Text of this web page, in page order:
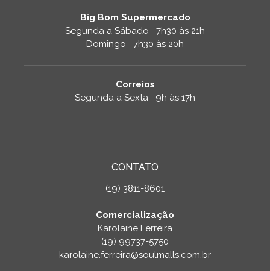
Big Bom Supermercado
Segunda a Sábado 7h30 às 21h
Domingo 7h30 às 20h
Correios
Segunda a Sexta 9h às 17h
CONTATO
(19) 3811-8601
Comercialização
Karolaine Ferreira
(19) 99737-5750
karolaine.ferreira@soulmalls.com.br